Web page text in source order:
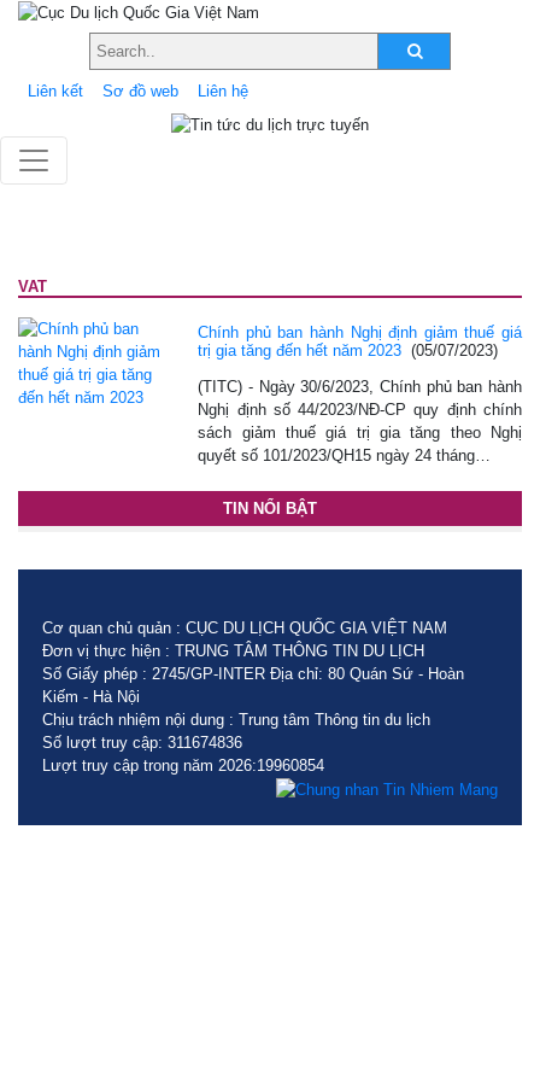
Liên kết Sơ đồ web Liên hệ
VAT
Chính phủ ban hành Nghị định giảm thuế giá
trị gia tăng đến hết năm 2023 (05/07/2023)
(TITC) - Ngày 30/6/2023, Chính phủ ban hành
Nghị định số 44/2023/NĐ-CP quy định chính
sách giảm thuế giá trị gia tăng theo Nghị
quyết số 101/2023/QH15 ngày 24 tháng…
TIN NỔI BẬT
Cơ quan chủ quản : CỤC DU LỊCH QUỐC GIA VIỆT NAM
Đơn vị thực hiện : TRUNG TÂM THÔNG TIN DU LỊCH
Số Giấy phép : 2745/GP-INTER Địa chỉ: 80 Quán Sứ - Hoàn
Kiếm - Hà Nội
Chịu trách nhiệm nội dung : Trung tâm Thông tin du lịch
Số lượt truy cập: 311674836
Lượt truy cập trong năm 2026:19960854